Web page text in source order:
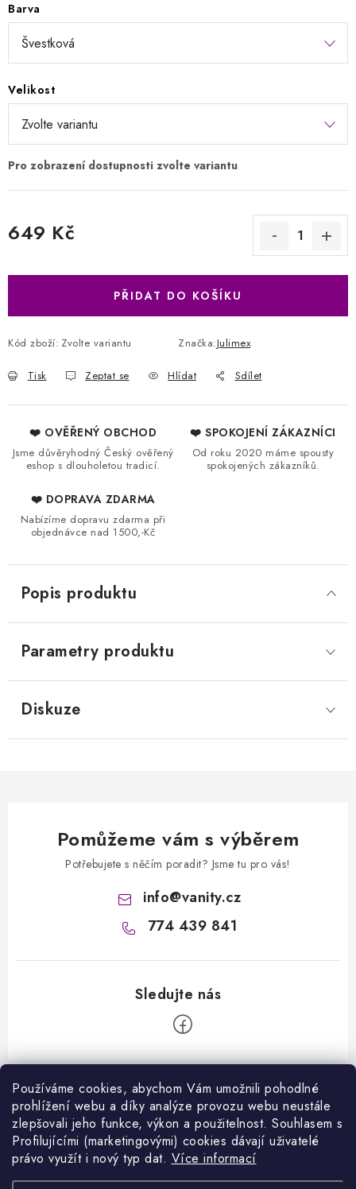
Používáme cookies, abychom Vám umožnili pohodlné
prohlížení webu a díky analýze provozu webu neustále
zlepšovali jeho funkce, výkon a použitelnost. Souhlasem s
Profilujícími (marketingovými) cookies dávají uživatelé
právo využít i nový typ dat. Více informací
Barva
Velikost
649 Kč
PŘIDAT DO KOŠÍKU
Kód zboží: Zvolte variantu Značka:Julimex
Tisk Zeptat se Hlídat Sdílet
❤️ OVĚŘENÝ OBCHOD
Jsme důvěryhodný Český ověřený
eshop s dlouholetou tradicí.
❤️ SPOKOJENÍ ZÁKAZNÍCI
Od roku 2020 máme spousty
spokojených zákazníků.
❤️ DOPRAVA ZDARMA
Nabízíme dopravu zdarma při
objednávce nad 1500,-Kč
Popis produktu
Parametry produktu
Diskuze
Pomůžeme vám s výběrem
Potřebujete s něčím poradit? Jsme tu pro vás!
info@vanity.cz
774 439 841
Z
Informace pro vás
Kontakty
Jak nakupovat
Facebook